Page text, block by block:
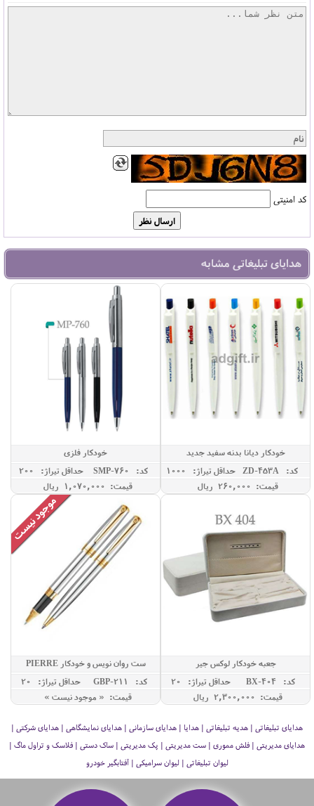
کد امنیتی
هدایای تبلیغاتی مشابه
خودکار دیانا بدنه سفید جدید
کد: ZD-453A
حداقل تيراژ: 1000
قیمت: 260,000 ريال
خودکار فلزی
کد: SMP-760
حداقل تيراژ: 200
قیمت: 1,070,000 ريال
جعبه خودکار لوکس جیر
کد: BX-404
حداقل تيراژ: 20
قیمت: 2,300,000 ريال
ست روان نویس و خودکار PIERRE
CARDIN مدل LEO
کد: GBP-211
حداقل تيراژ: 20
قیمت: « موجود نیست »
هدایای تبلیغاتی | هدیه تبلیغاتی | هدایا | هدایای سازمانی | هدایای نمایشگاهی | هدایای شرکتی |
هدایای مدیریتی | فلش مموری | ست مدیریتی | پک مدیریتی | ساک دستی | فلاسک و تراول ماگ |
لیوان تبلیغاتی | لیوان سرامیکی | آفتابگیر خودرو